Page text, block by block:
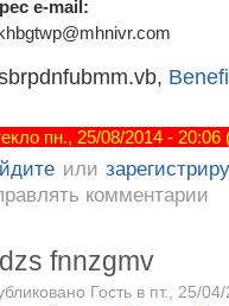
e-mail:
пн., 25/08/2014 -
или
комментарии
fnnzgmv
Гость в пт., 25/